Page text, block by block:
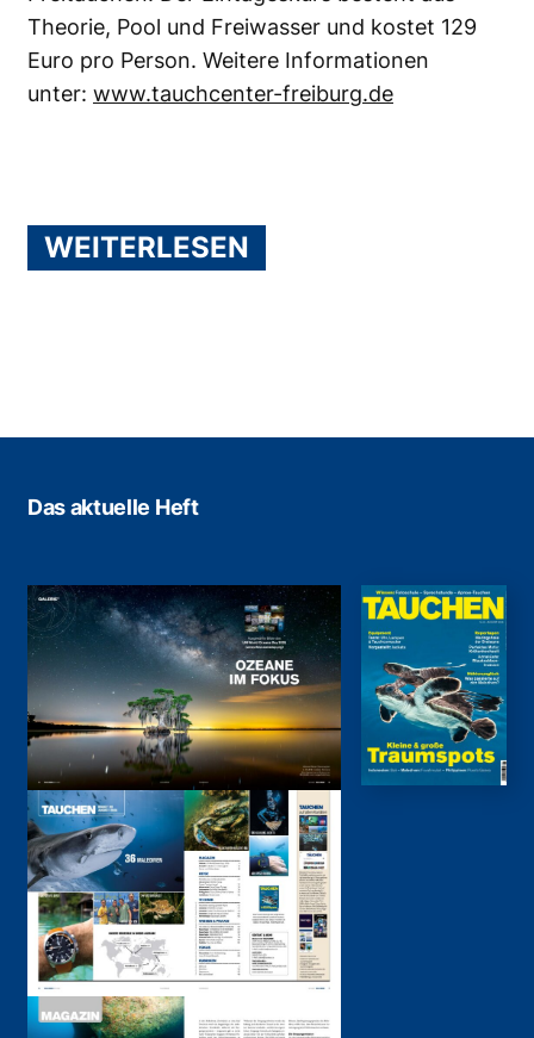
Theorie, Pool und Freiwasser und kostet 129
Euro pro Person. Weitere Informationen
unter: www.tauchcenter-freiburg.de
WEITERLESEN
Das aktuelle Heft